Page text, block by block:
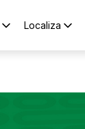
Localiza